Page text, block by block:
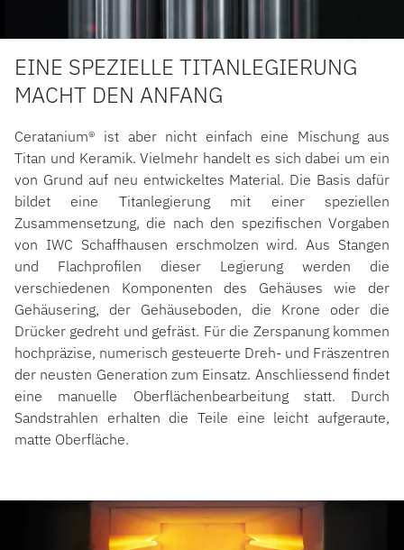
EINE SPEZIELLE TITANLEGIERUNG
MACHT DEN ANFANG
Ceratanium® ist aber nicht einfach eine Mischung aus
Titan und Keramik. Vielmehr handelt es sich dabei um ein
von Grund auf neu entwickeltes Material. Die Basis dafür
bildet eine Titanlegierung mit einer speziellen
Zusammensetzung, die nach den spezifischen Vorgaben
von IWC Schaffhausen erschmolzen wird. Aus Stangen
und Flachprofilen dieser Legierung werden die
verschiedenen Komponenten des Gehäuses wie der
Gehäusering, der Gehäuseboden, die Krone oder die
Drücker gedreht und gefräst. Für die Zerspanung kommen
hochpräzise, numerisch gesteuerte Dreh- und Fräszentren
der neusten Generation zum Einsatz. Anschliessend findet
eine manuelle Oberflächenbearbeitung statt. Durch
Sandstrahlen erhalten die Teile eine leicht aufgeraute,
matte Oberfläche.